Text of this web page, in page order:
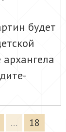
будет
... 18